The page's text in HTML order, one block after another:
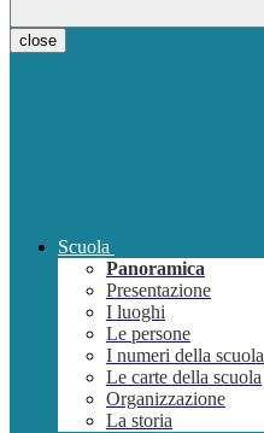
close
Scuola
Panoramica
Presentazione
I luoghi
Le persone
I numeri della scuola
Le carte della scuola
Organizzazione
La storia